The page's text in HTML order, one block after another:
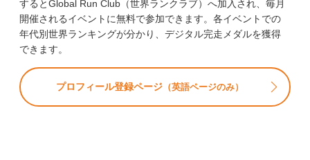
するとGlobal Run Club（世界ランクラブ）へ加入され、毎月
開催されるイベントに無料で参加できます。各イベントでの
年代別世界ランキングが分かり、デジタル完走メダルを獲得
できます。
プロフィール登録ページ（英語ページのみ）